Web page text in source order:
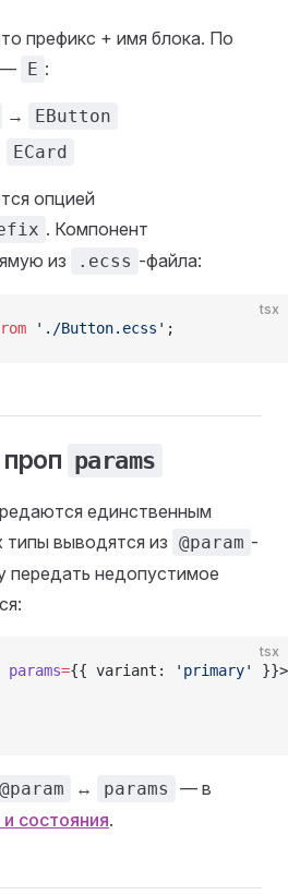
префикс + имя блока. По
— E :
→
EButton
ECard
опцией
. Компонент
из
.ecss -файла:
tsx
'./Button.ecss' ;
params
единственным
типы выводятся из @param -
передать недопустимое
tsx
params={{ variant: 'primary'
}}>
@param ↔ params
— в
состояния.